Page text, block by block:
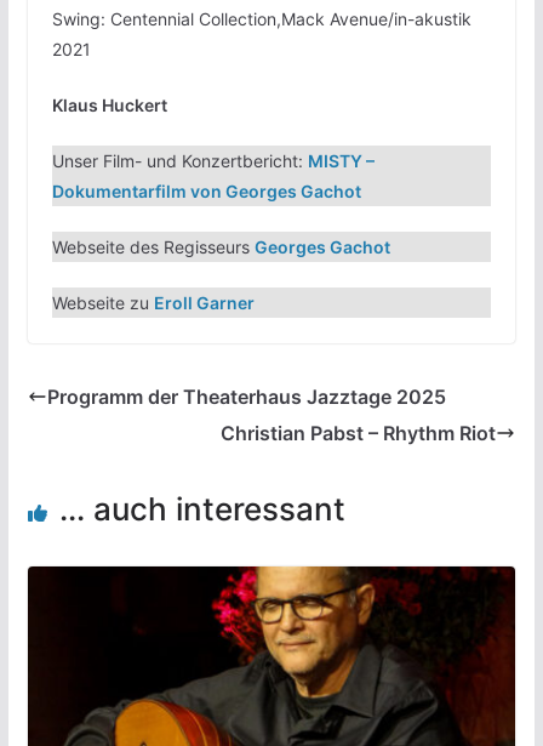
Swing: Centennial Collection,Mack Avenue/in-akustik
2021
Klaus Huckert
Unser Film- und Konzertbericht: MISTY –
Dokumentarfilm von Georges Gachot
Webseite des Regisseurs Georges Gachot
Webseite zu Eroll Garner
Programm der Theaterhaus Jazztage 2025
Christian Pabst – Rhythm Riot
... auch interessant